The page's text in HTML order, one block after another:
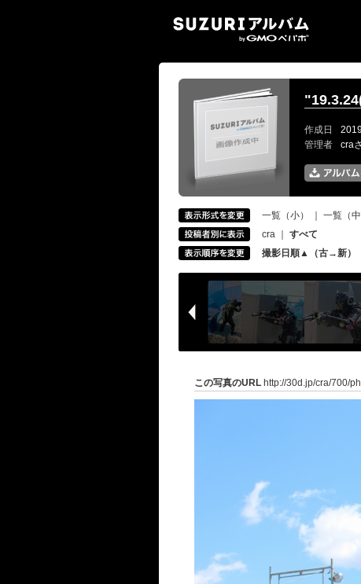
作成日
管理者
cra
一覧（小） 一覧（中
cra
すべて
撮影日順▲（古→新）
この写真のURL http://30d.jp/cra/700/